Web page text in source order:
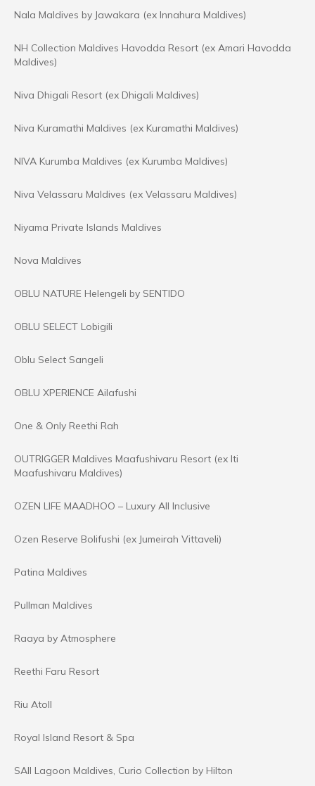
Nala Maldives by Jawakara (ex Innahura Maldives)
NH Collection Maldives Havodda Resort (ex Amari Havodda
Maldives)
Niva Dhigali Resort (ex Dhigali Maldives)
Niva Kuramathi Maldives (ex Kuramathi Maldives)
NIVA Kurumba Maldives (ex Kurumba Maldives)
Niva Velassaru Maldives (ex Velassaru Maldives)
Niyama Private Islands Maldives
Nova Maldives
OBLU NATURE Helengeli by SENTIDO
OBLU SELECT Lobigili
Oblu Select Sangeli
OBLU XPERIENCE Ailafushi
One & Only Reethi Rah
OUTRIGGER Maldives Maafushivaru Resort (ex lti
Maafushivaru Maldives)
OZEN LIFE MAADHOO – Luxury All Inclusive
Ozen Reserve Bolifushi (ex Jumeirah Vittaveli)
Patina Maldives
Pullman Maldives
Raaya by Atmosphere
Reethi Faru Resort
Riu Atoll
Royal Island Resort & Spa
SAII Lagoon Maldives, Curio Collection by Hilton